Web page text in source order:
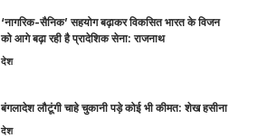
‘नागरिक-सैनिक’ सहयोग बढ़ाकर विकसित भारत के विजन
को आगे बढ़ा रही है प्रादेशिक सेना: राजनाथ
देश
बंगलादेश लौटूंगी चाहे चुकानी पड़े कोई भी कीमत: शेख हसीना
देश